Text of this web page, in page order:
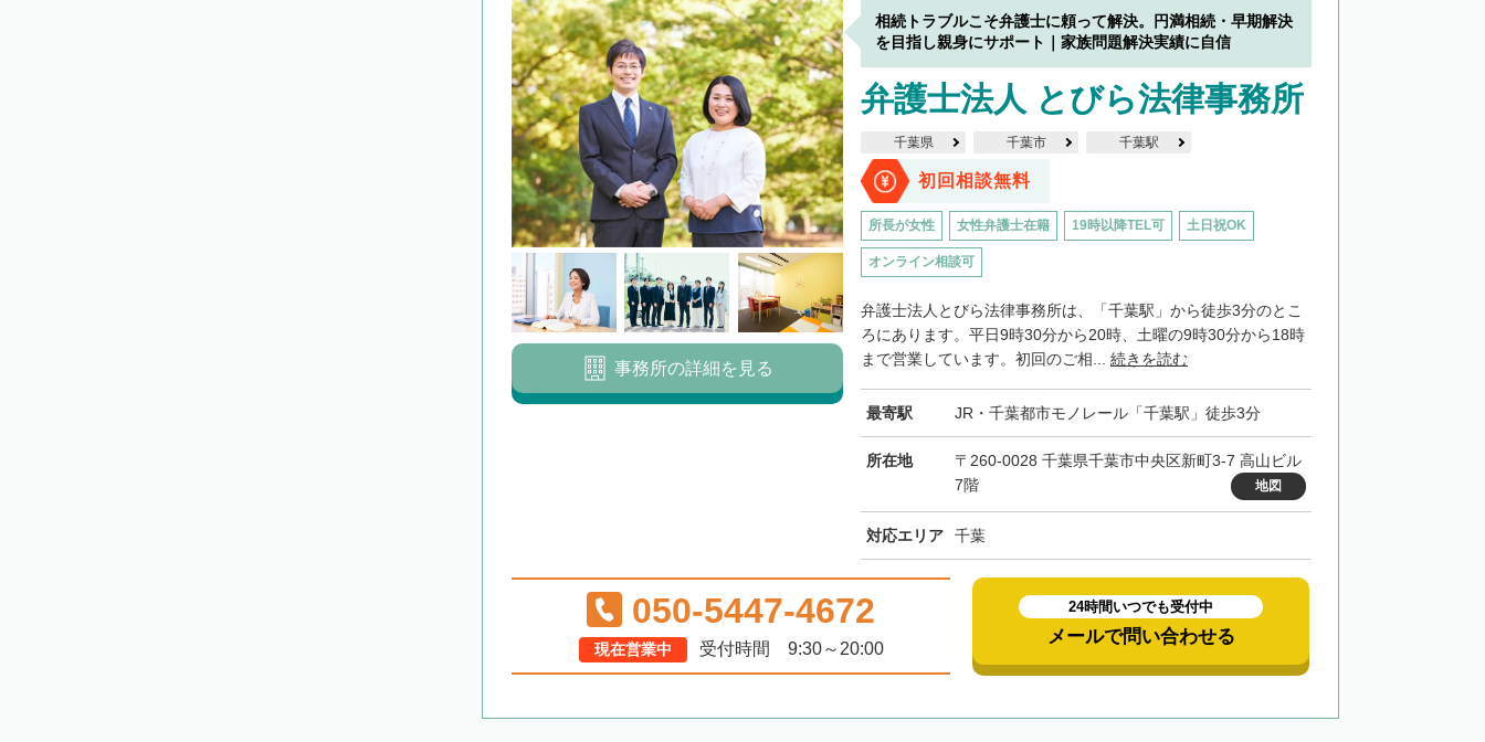
相続トラブルこそ弁護士に頼って解決。円満相続・早期解決
を目指し親身にサポート｜家族問題解決実績に自信
弁護士法人 とびら法律事務所
千葉県 千葉市 千葉駅
初回相談無料
所長が女性 女性弁護士在籍 19時以降TEL可 土日祝OK
オンライン相談可
弁護士法人とびら法律事務所は、「千葉駅」から徒歩3分のとこ
ろにあります。平日9時30分から20時、土曜の9時30分から18時
まで営業しています。初回のご相... 続きを読む
最寄駅 JR・千葉都市モノレール「千葉駅」徒歩3分
所在地
〒260-0028 千葉県千葉市中央区新町3-7 高山ビル
7階
地図
対応エリア 千葉
事務所の詳細を見る
050-5447-4672
現在営業中 受付時間 9:30～20:00
24時間いつでも受付中
メールで問い合わせる